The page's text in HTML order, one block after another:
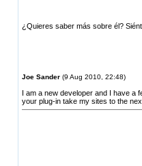
¿Quieres saber más sobre él?
Joe Sander (9 Aug 2010, 22:48)
I am a new developer and I have a
your plug-in take my sites to the